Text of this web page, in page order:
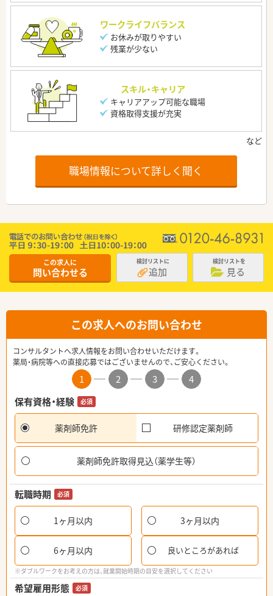
ワークライフバランス
お休みが取りやすい
残業が少ない
スキル・キャリア
キャリアアップ可能な職場
資格取得支援が充実
職場情報について詳しく聞く
この求人に
問い合わせる
検討リストに
追加
検討リストを
見る
この求人へのお問い合わせ
コンサルタントへ求人情報をお問い合わせいただけます。
薬局・病院等への直接応募ではございませんので、ご安心ください。
1 2 3
4
保有資格・経験
必須
薬剤師免許 研修認定薬剤師
薬剤師免許取得見込（薬学生等）
転職時期 必須
1ヶ月以内 3ヶ月以内
6ヶ月以内 良いところがあれば
※ダブルワークをお考えの方は、就業開始時期の目安を選択してください
希望雇用形態 必須